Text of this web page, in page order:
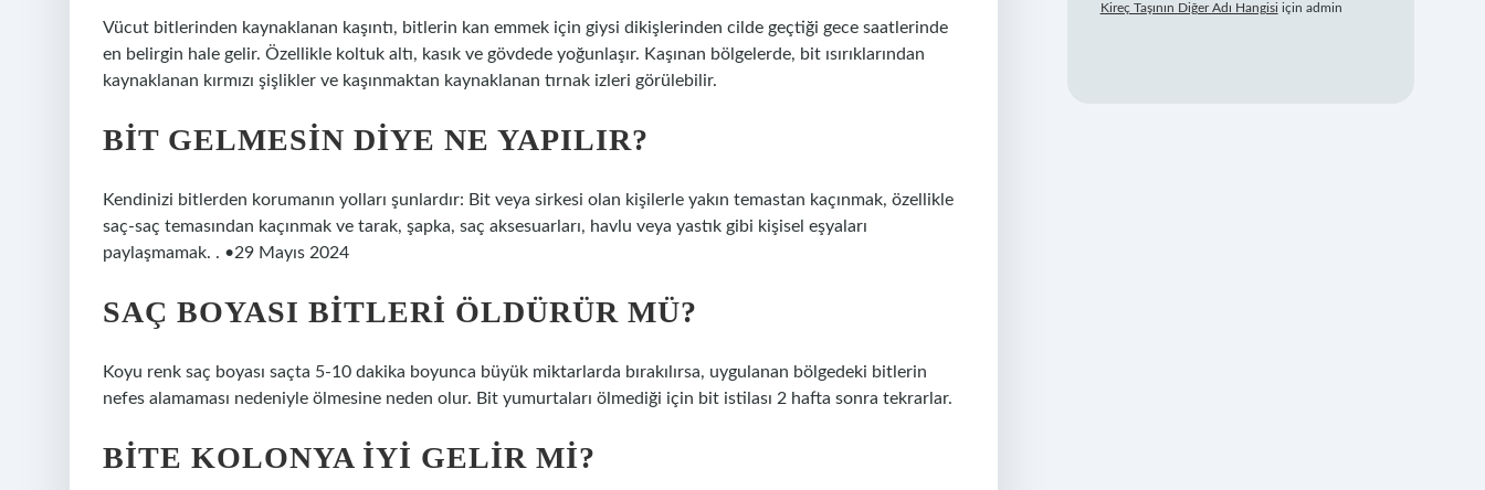
Vücut bitlerinden kaynaklanan kaşıntı, bitlerin kan emmek için giysi dikişlerinden cilde geçtiği gece saatlerinde
en belirgin hale gelir. Özellikle koltuk altı, kasık ve gövdede yoğunlaşır. Kaşınan bölgelerde, bit ısırıklarından
kaynaklanan kırmızı şişlikler ve kaşınmaktan kaynaklanan tırnak izleri görülebilir.
BIT GELMESIN DIYE NE YAPILIR?
Kendinizi bitlerden korumanın yolları şunlardır: Bit veya sirkesi olan kişilerle yakın temastan kaçınmak, özellikle
saç-saç temasından kaçınmak ve tarak, şapka, saç aksesuarları, havlu veya yastık gibi kişisel eşyaları
paylaşmamak. . •29 Mayıs 2024
SAÇ BOYASI BITLERI ÖLDÜRÜR MÜ?
Koyu renk saç boyası saçta 5-10 dakika boyunca büyük miktarlarda bırakılırsa, uygulanan bölgedeki bitlerin
nefes alamaması nedeniyle ölmesine neden olur. Bit yumurtaları ölmediği için bit istilası 2 hafta sonra tekrarlar.
BITE KOLONYA IYI GELIR MI?
Kireç Taşının Diğer Adı Hangisi için admin